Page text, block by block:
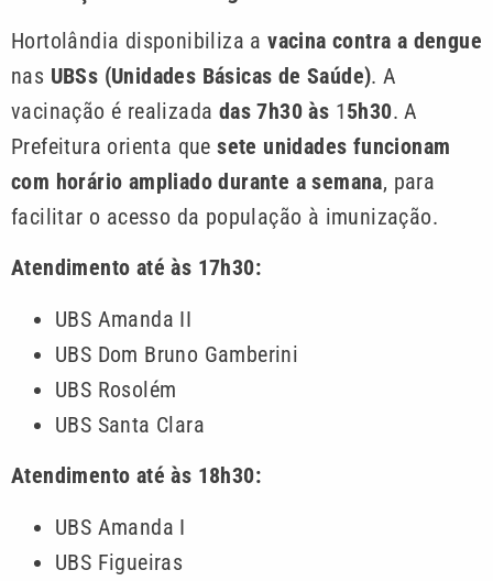
Hortolândia disponibiliza avacina contra a dengue
nas UBSs (Unidades Básicas de Saúde). A
vacinação é realizada das 7h30 às 15h30. A
Prefeitura orienta quesete unidades funcionam
com horário ampliado durante a semana, para
facilitar o acesso da população à imunização.
Atendimento até às 17h30:
UBS Amanda II
UBS Dom Bruno Gamberini
UBS Rosolém
UBS Santa Clara
Atendimento até às 18h30:
UBS Amanda I
UBS Figueiras